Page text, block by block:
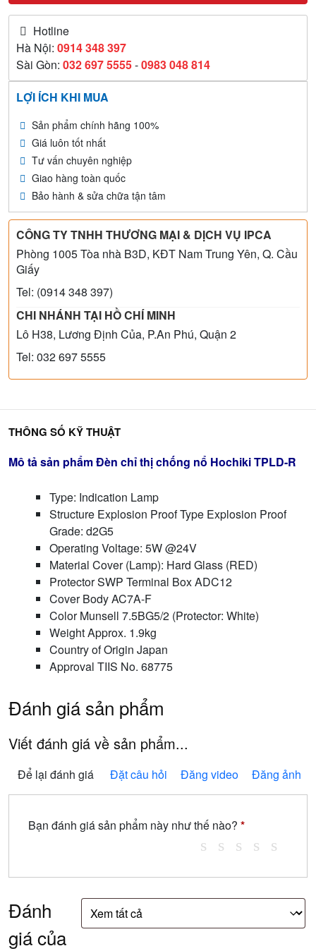
Hotline
Hà Nội: 0914 348 397
Sài Gòn: 032 697 5555-0983 048 814
LỢI ÍCH KHI MUA
Sản phẩm chính hãng 100%
Giá luôn tốt nhất
Tư vấn chuyên nghiệp
Giao hàng toàn quốc
Bảo hành & sửa chữa tận tâm
CÔNG TY TNHH THƯƠNG MẠI & DỊCH VỤ IPCA
Phòng 1005 Tòa nhà B3D, KĐT Nam Trung Yên, Q. Cầu
Giấy
Tel: (0914 348 397)
CHI NHÁNH TẠI HỒ CHÍ MINH
Lô H38, Lương Định Của, P.An Phú, Quận 2
Tel: 032 697 5555
Mô tả sản phẩm Đèn chỉ thị chống nổ Hochiki TPLD-R
Type: Indication Lamp
Structure Explosion Proof Type Explosion Proof
Grade: d2G5
Operating Voltage: 5W @24V
Material Cover (Lamp): Hard Glass (RED)
Protector SWP Terminal Box ADC12
Cover Body AC7A-F
Color Munsell 7.5BG5/2 (Protector: White)
Weight Approx. 1.9kg
Country of Origin Japan
Approval TIIS No. 68775
Đánh giá sản phẩm
Viết đánh giá về sản phẩm...
Để lại đánh giá Đặt câu hỏi Đăng video Đăng ảnh
Bạn đánh giá sản phẩm này như thế nào? *
Đánh
giá của
THÔNG SỐ KỸ THUẬT